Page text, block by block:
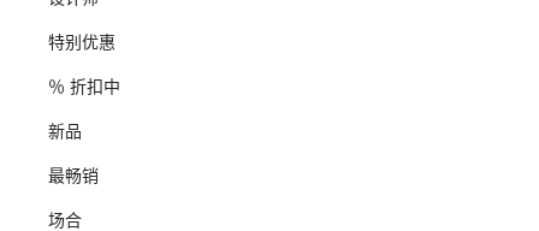
特别优惠
％ 折扣中
新品
最畅销
场合